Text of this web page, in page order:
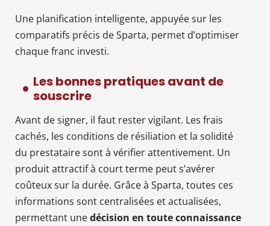
Une planification intelligente, appuyée sur les
comparatifs précis de Sparta, permet d’optimiser
chaque franc investi.
Les bonnes pratiques avant de
souscrire
Avant de signer, il faut rester vigilant. Les frais
cachés, les conditions de résiliation et la solidité
du prestataire sont à vérifier attentivement. Un
produit attractif à court terme peut s’avérer
coûteux sur la durée. Grâce à Sparta, toutes ces
informations sont centralisées et actualisées,
permettant unedécision en toute connaissance